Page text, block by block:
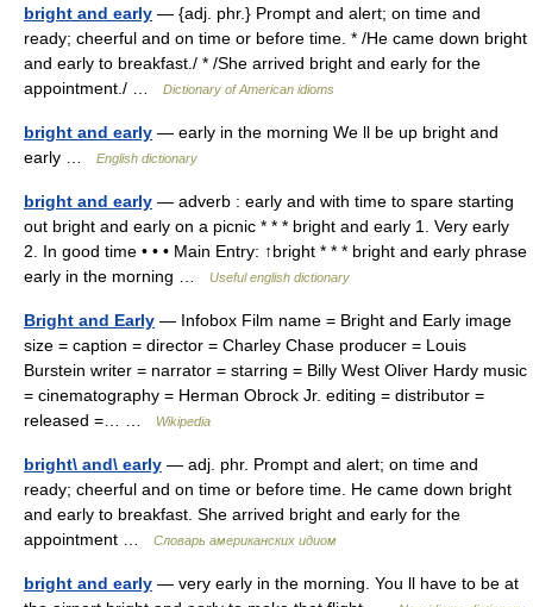
bright and early — {adj. phr.} Prompt and alert; on time and
ready; cheerful and on time or before time. * /He came down bright
and early to breakfast./ * /She arrived bright and early for the
appointment./ …
Dictionary of American idioms
bright and early — early in the morning We ll be up bright and
early …
English dictionary
bright and early — adverb : early and with time to spare starting
out bright and early on a picnic * * * bright and early 1. Very early
2. In good time • • • Main Entry: ↑bright * * * bright and early phrase
early in the morning …
Useful english dictionary
Bright and Early — Infobox Film name = Bright and Early image
size = caption = director = Charley Chase producer = Louis
Burstein writer = narrator = starring = Billy West Oliver Hardy music
= cinematography = Herman Obrock Jr. editing = distributor =
released =… …
Wikipedia
bright\ and\ early — adj. phr. Prompt and alert; on time and
ready; cheerful and on time or before time. He came down bright
and early to breakfast. She arrived bright and early for the
appointment …
Словарь американских идиом
bright and early — very early in the morning. You ll have to be at